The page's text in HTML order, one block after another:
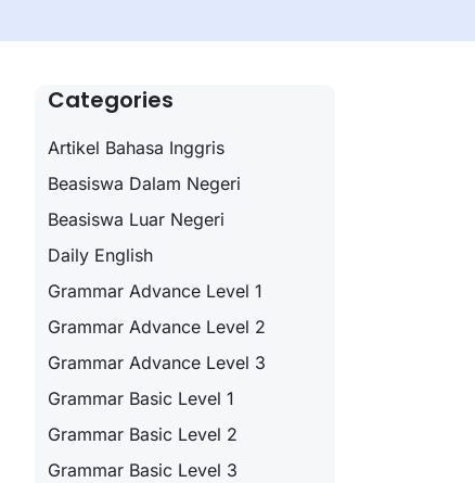
Categories
Artikel Bahasa Inggris
Beasiswa Dalam Negeri
Beasiswa Luar Negeri
Daily English
Grammar Advance Level 1
Grammar Advance Level 2
Grammar Advance Level 3
Grammar Basic Level 1
Grammar Basic Level 2
Grammar Basic Level 3